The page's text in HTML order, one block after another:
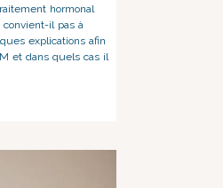
hormonal
il pas à
explications afin
et dans quels cas il